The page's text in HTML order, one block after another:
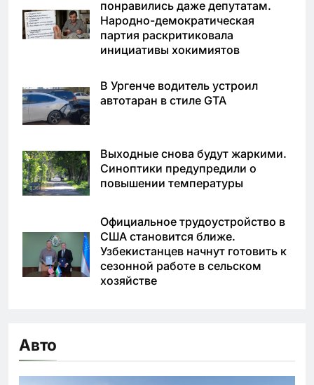
понравились даже депутатам.
Народно-демократическая
партия раскритиковала
инициативы хокимиятов
В Ургенче водитель устроил
автотаран в стиле GTA
Выходные снова будут жаркими.
Синоптики предупредили о
повышении температуры
Официальное трудоустройство в
США становится ближе.
Узбекистанцев начнут готовить к
сезонной работе в сельском
хозяйстве
Авто